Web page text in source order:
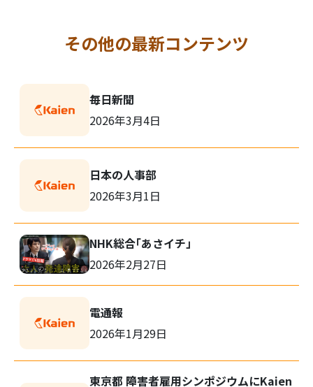
その他の最新コンテンツ
毎日新聞
2026年3月4日
日本の人事部
2026年3月1日
NHK総合「あさイチ」
2026年2月27日
電通報
2026年1月29日
東京都 障害者雇用シンポジウムにKaien